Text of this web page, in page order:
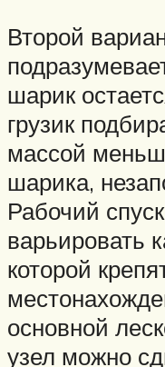
Второй
шарик
грузик
массой
шарика,
Рабочий
варьировать
которой
основной
узел можно